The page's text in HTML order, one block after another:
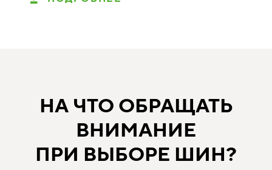
НА ЧТО ОБРАЩАТЬ
ВНИМАНИЕ
ПРИ ВЫБОРЕ ШИН?